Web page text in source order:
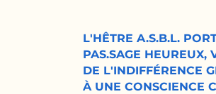
L'HÊTRE A.S.B.L.
PAS.SAGE HEUREUX,
DE L'INDIFFÉRENCE
À UNE CONSCIENCE